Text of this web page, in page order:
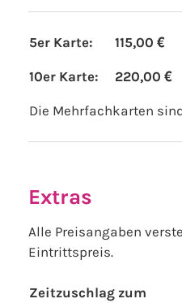
5er Karte:
10er Karte: 220,00 €
Die Mehrfachkarten
Extras
Alle Preisangaben
Eintrittspreis.
Zeitzuschlag zum